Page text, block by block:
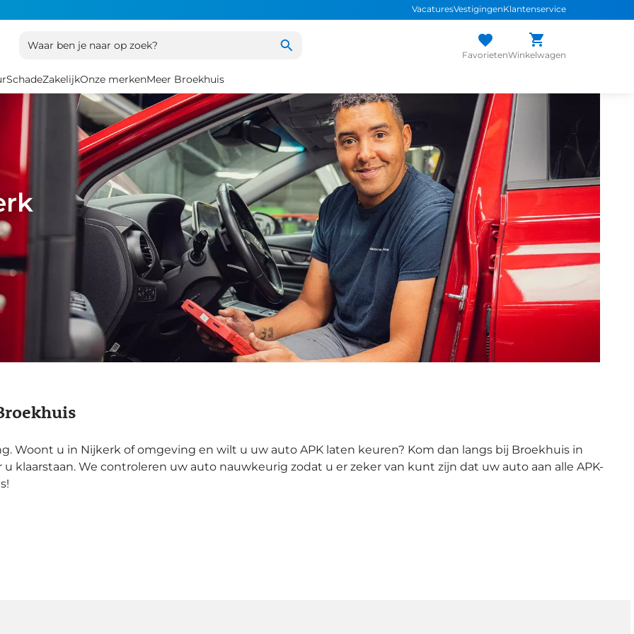
VacaturesVestigingenKlantenservice
Waar ben je naar op zoek?
FavorietenWinkelwagen
SchadeZakelijkOnze merkenMeer Broekhuis
Woont u in Nijkerk of omgeving en wilt u uw auto APK laten keuren? Kom dan langs bij Broekhuis in
klaarstaan. We controleren uw auto nauwkeurig zodat u er zeker van kunt zijn dat uw auto aan alle APK-